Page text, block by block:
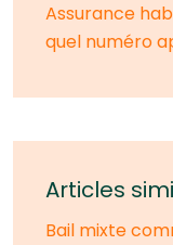
Assurance
quel numéro
Articles
Bail mixte